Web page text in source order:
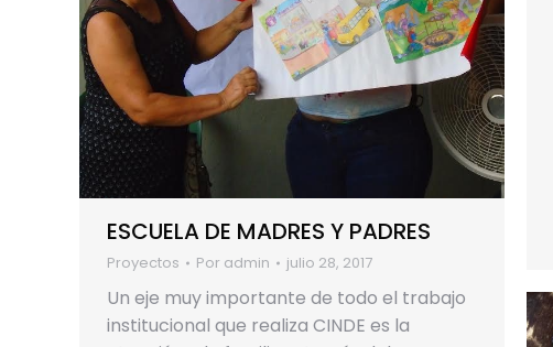
ESCUELA DE MADRES Y PADRES
Proyectos Por admin julio 28, 2017
Un eje muy importante de todo el trabajo
institucional que realiza CINDE es la